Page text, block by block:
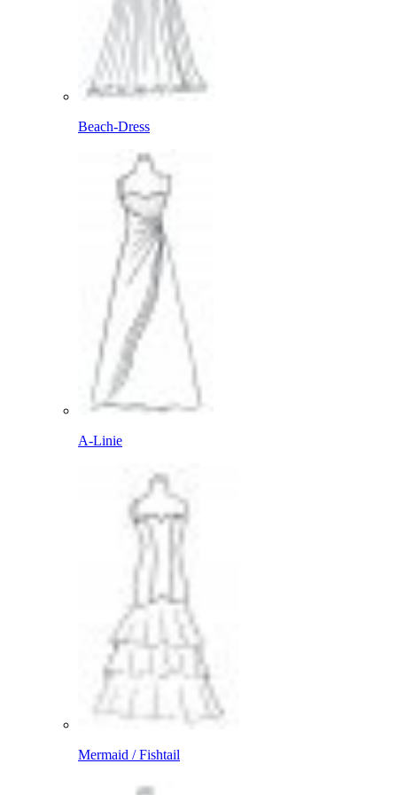
Beach-Dress
A-Linie
Mermaid / Fishtail